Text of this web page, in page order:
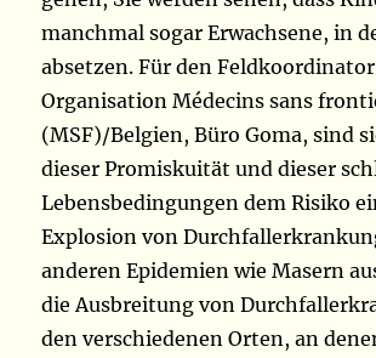
manchmal sogar Erwachsene, in
absetzen. Für den
Organisation Médecins sans
(MSF)/Belgien, Büro Goma, sind
dieser Promiskuität und dieser
Lebensbedingungen dem Risiko
Explosion von
anderen Epidemien wie Masern
die Ausbreitung von
den verschiedenen Orten, an